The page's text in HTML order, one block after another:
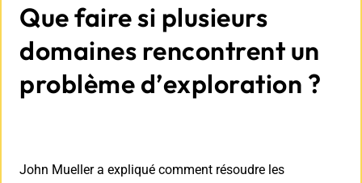
Que faire si plusieurs
domaines rencontrent un
problème d’exploration ?
John Mueller a expliqué comment résoudre les